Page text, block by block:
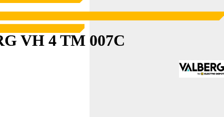
VH 4 TM 007C